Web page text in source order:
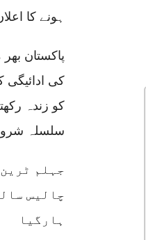
ہونے کا
پاکستان
کی ادائیگی
کو زندہ
سلسلہ
جہلم
چالیس
ہارگیا